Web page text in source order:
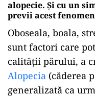
alopecie. Și cu un
previi acest
Oboseala, boala,
sunt factori care
calității părului, a
Alopecia (căderea
generalizată ca